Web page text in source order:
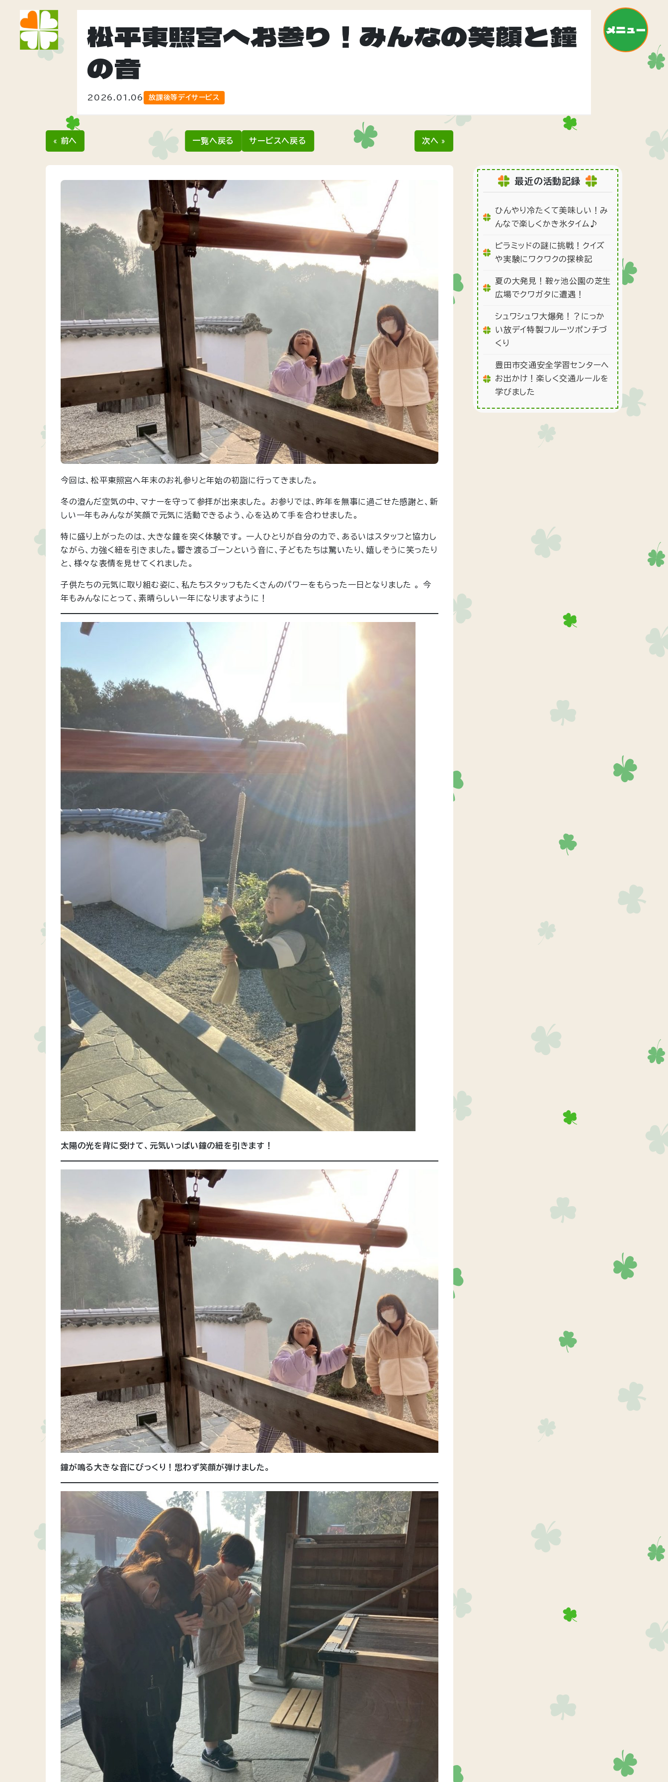
メニュー
松平東照宮へお参り！みんなの笑顔と鐘
の音
2026.01.06 放課後等デイサービス
« 前へ 一覧へ戻る サービスへ戻る 次へ »
今回は、松平東照宮へ年末のお礼参りと年始の初詣に行ってきました。
冬の澄んだ空気の中、マナーを守って参拝が出来ました。 お参りでは、昨年を無事に過ごせた感謝と、新
しい一年もみんなが笑顔で元気に活動できるよう、心を込めて手を合わせました。
特に盛り上がったのは、大きな鐘を突く体験です。 一人ひとりが自分の力で、あるいはスタッフと協力し
ながら、力強く紐を引きました。響き渡るゴーンという音に、子どもたちは驚いたり、嬉しそうに笑ったり
と、様々な表情を見せてくれました。
子供たちの元気に取り組む姿に、私たちスタッフもたくさんのパワーをもらった一日となりました 。 今
年もみんなにとって、素晴らしい一年になりますように！
太陽の光を背に受けて、元気いっぱい鐘の紐を引きます！
鐘が鳴る大きな音にびっくり！思わず笑顔が弾けました。
最近の活動記録
ひんやり冷たくて美味しい！み
んなで楽しくかき氷タイム♪
ピラミッドの謎に挑戦！クイズ
や実験にワクワクの探検記
夏の大発見！鞍ヶ池公園の芝生
広場でクワガタに遭遇！
シュワシュワ大爆発！？にっか
い放デイ特製フルーツポンチづ
くり
豊田市交通安全学習センターへ
お出かけ！楽しく交通ルールを
学びました